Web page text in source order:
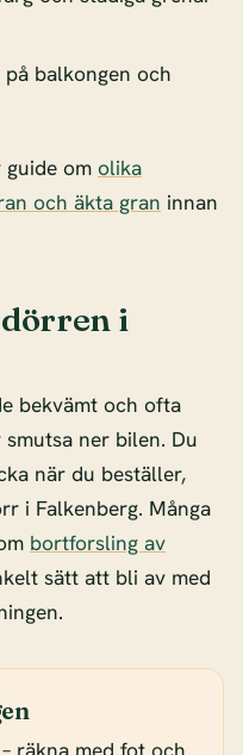
balkongen och
guide om olika
och äkta gran innan
i
bekvämt och ofta
ner bilen. Du
när du beställer,
i Falkenberg. Många
bortforsling av
sätt att bli av med